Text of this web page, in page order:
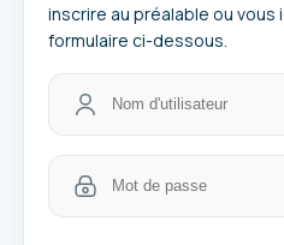
inscrire au préalable ou vous
formulaire ci-dessous.